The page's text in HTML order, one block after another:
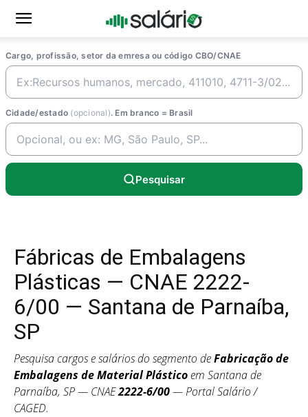
Cargo, profissão, setor da emresa ou código CBO/CNAE
Cidade/estado (opcional). Em branco = Brasil
Pesquisar
Fábricas de Embalagens
Plásticas — CNAE 2222-
6/00 — Santana de Parnaíba,
SP
Pesquisa cargos e salários do segmento deFabricação de
Embalagens de Material Plásticoem Santana de
Parnaíba, SP — CNAE2222-6/00— Portal Salário /
CAGED.